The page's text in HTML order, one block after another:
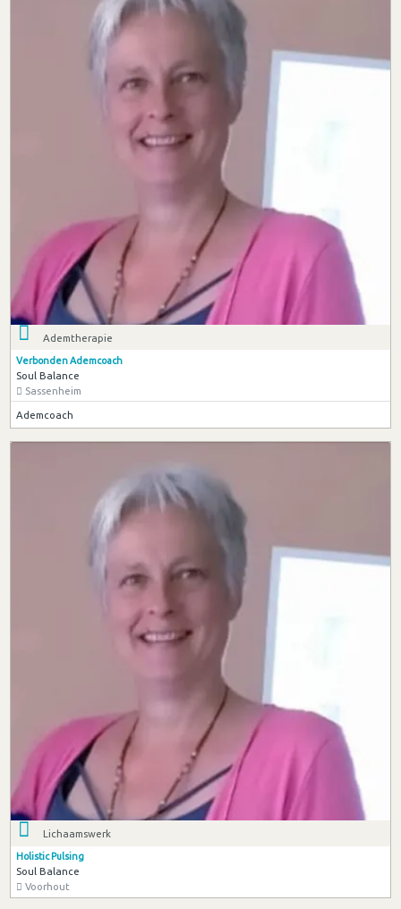
Ademtherapie
Verbonden Ademcoach
Soul Balance
Sassenheim
Ademcoach
Lichaamswerk
Holistic Pulsing
Soul Balance
Voorhout